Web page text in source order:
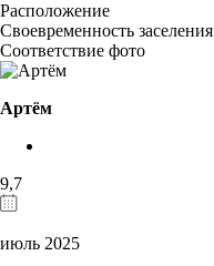
Расположение
Своевременность заселения
Соответствие фото
Артём
9,7
июль 2025